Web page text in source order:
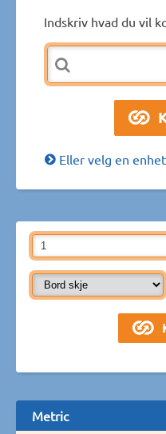
Indskriv hvad du vil
Eller velg en
Metric